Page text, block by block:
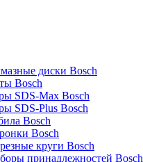
диски Bosch
Bosch
SDS-Max Bosch
SDS-Plus Bosch
Bosch
Bosch
круги Bosch
принадлежностей Bosch